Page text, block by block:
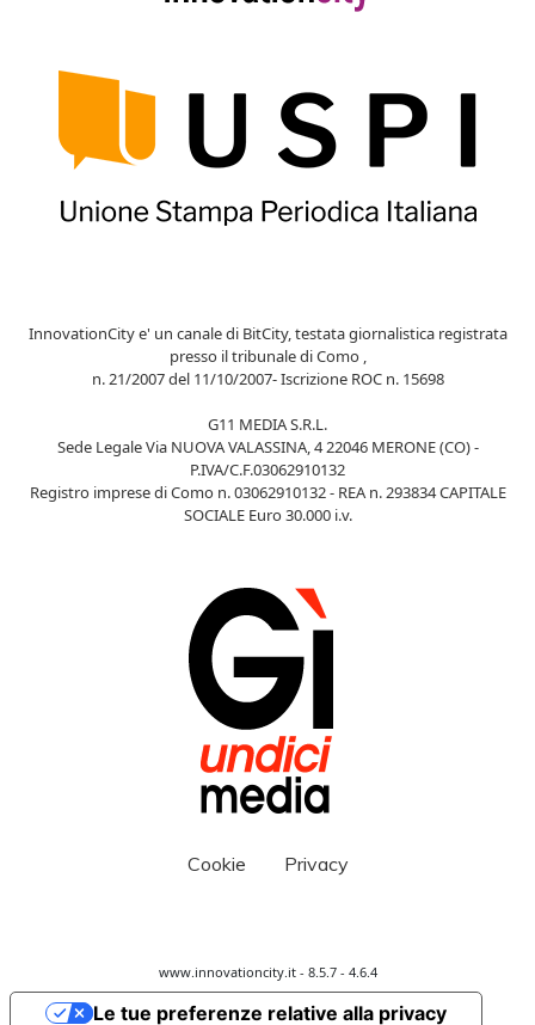
InnovationCity e' un canale di BitCity, testata giornalistica registrata
presso il tribunale di Como ,
n. 21/2007 del 11/10/2007- Iscrizione ROC n. 15698
G11 MEDIA S.R.L.
Sede Legale Via NUOVA VALASSINA, 4 22046 MERONE (CO) -
P.IVA/C.F.03062910132
Registro imprese di Como n. 03062910132 - REA n. 293834 CAPITALE
SOCIALE Euro 30.000 i.v.
Cookie Privacy
www.innovationcity.it - 8.5.7 - 4.6.4
Le tue preferenze relative alla privacy